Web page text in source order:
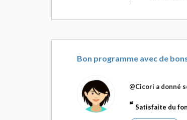
Bon programme avec de
@Cicori a donné
Satisfaite du